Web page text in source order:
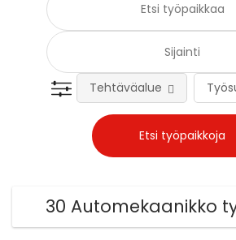
Tehtäväalue
30 Automekaanikko